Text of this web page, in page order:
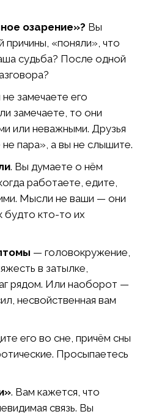
озарение»? Вы
причины, «поняли», что
судьба? После одной
замечаете его
замечаете, то они
или неважными. Друзья
пара», а вы не слышите.
. Вы думаете о нём
работаете, едите,
Мысли не ваши — они
будто кто-то их
— головокружение,
в затылке,
рядом. Или наоборот —
несвойственная вам
его во сне, причём сны
Просыпаетесь
. Вам кажется, что
связь. Вы